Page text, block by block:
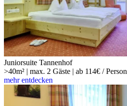
Juniorsuite Tannenhof
>40m² | max. 2 Gäste | ab 114€ / Person
mehr entdecken